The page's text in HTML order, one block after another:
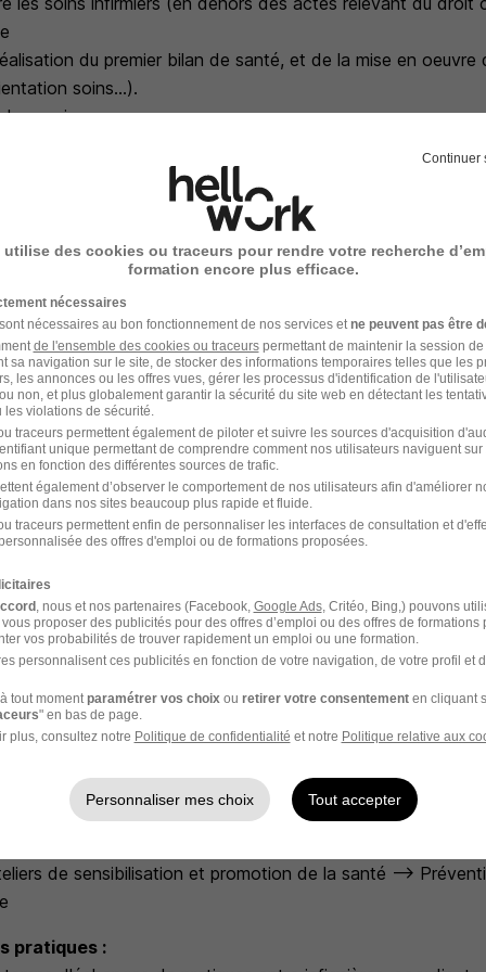
du premier bilan de santé, et de la mise en oeuvre
soins...).
vaccinaux
le jeune vers le professionnel de santé adapté à son
la prise de RDV à la lecture des résultats médicaux en
des professionnels éducatifs :
professionnels du service à élaborer des réponses
rencontrées.
de la personne dans son accès aux droits et suivi
de soin afin d'assurer une traçabilité des éléments de santé
des soins
les dossiers santé en lien avec une équipe pluri et
avec les référent.es éducatif.ves et les autres
en charge globale et cohérente des MNA.
des mineurs au sein du dispositif: Santé Protégée R
constitution des demandes relatives à la prise en compte
à des mesures de protection jeunes majeurs (Pour les
IDE)
dans les démarches d'ouverture de droits / d'accès aux
santé, en lien avec le référent éducatif.
de prévention et promotion de la santé :
à l'aide de partenaires des interventions relatives à la
des thématiques liées notamment aux maladies
à la connaissance des conduites addictives ou à
de sensibilisation et promotion de la santé -->
pratiques :
Continuer
utilise des cookies ou traceurs pour rendre votre recherche
formation encore plus efficace.
nécessaires
nécessaires au bon fonctionnement de nos services et ne peuvent pas être
de l'ensemble des cookies ou traceurspermettant de maintenir la session
sa navigation sur le site, de stocker des informations temporaires telles que les
les annonces ou les offres vues, gérer les processus d'identification de
non, et plus globalement garantir la sécurité du site web en détectant les
violations de sécurité.
traceurs permettent également de piloter et suivre les sources d'acquisition
unique permettant de comprendre comment nos utilisateurs naviguent sur
en fonction des différentes sources de trafic.
également d’observer le comportement de nos utilisateurs afin d'améliorer
dans nos sites beaucoup plus rapide et fluide.
traceurs permettent enfin de personnaliser les interfaces de consultation et
des offres d'emploi ou de formations proposées.
, nous et nos partenaires (Facebook, Google Ads, Critéo, Bing,) pouvons
proposer des publicités pour des offres d’emploi ou des offres de formations
vos probabilités de trouver rapidement un emploi ou une formation.
personnalisent ces publicités en fonction de votre navigation, de votre profil et
tout moment paramétrer vos choix ou retirer votre consentementen cliquant
" en bas de page.
plus, consultez notre Politique de confidentialité et notre Politique relative aux
Personnaliser mes choix Tout accepter